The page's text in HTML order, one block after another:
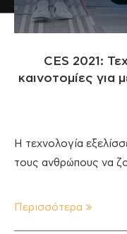
CES 2021:
καινοτομίες για
Η τεχνολογία
τους ανθρώπους να
Περισσότερα